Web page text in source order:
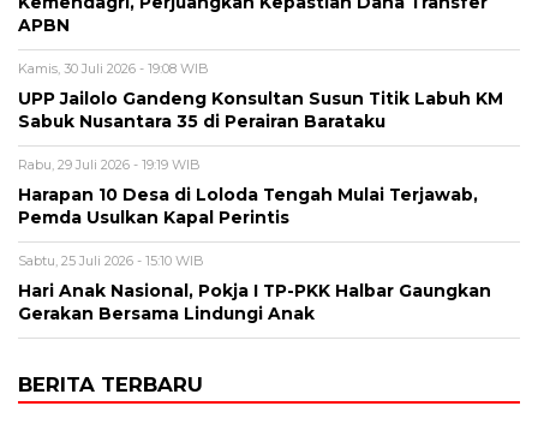
APBN
Kamis, 30 Juli 2026 - 19:08 WIB
UPP Jailolo Gandeng Konsultan Susun Titik Labuh KM
Sabuk Nusantara 35 di Perairan Barataku
Rabu, 29 Juli 2026 - 19:19 WIB
Harapan 10 Desa di Loloda Tengah Mulai Terjawab,
Pemda Usulkan Kapal Perintis
Sabtu, 25 Juli 2026 - 15:10 WIB
Hari Anak Nasional, Pokja I TP-PKK Halbar Gaungkan
Gerakan Bersama Lindungi Anak
BERITA TERBARU